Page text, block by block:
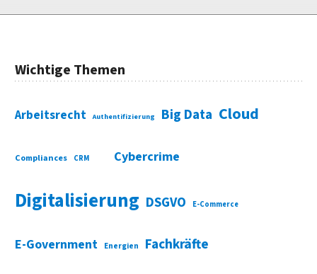
Wichtige Themen
Arbeitsrecht Authentifizierung Big Data Cloud
Compliances CRM Cybercrime
Digitalisierung DSGVO E-Commerce
E-Government Energien Fachkräfte